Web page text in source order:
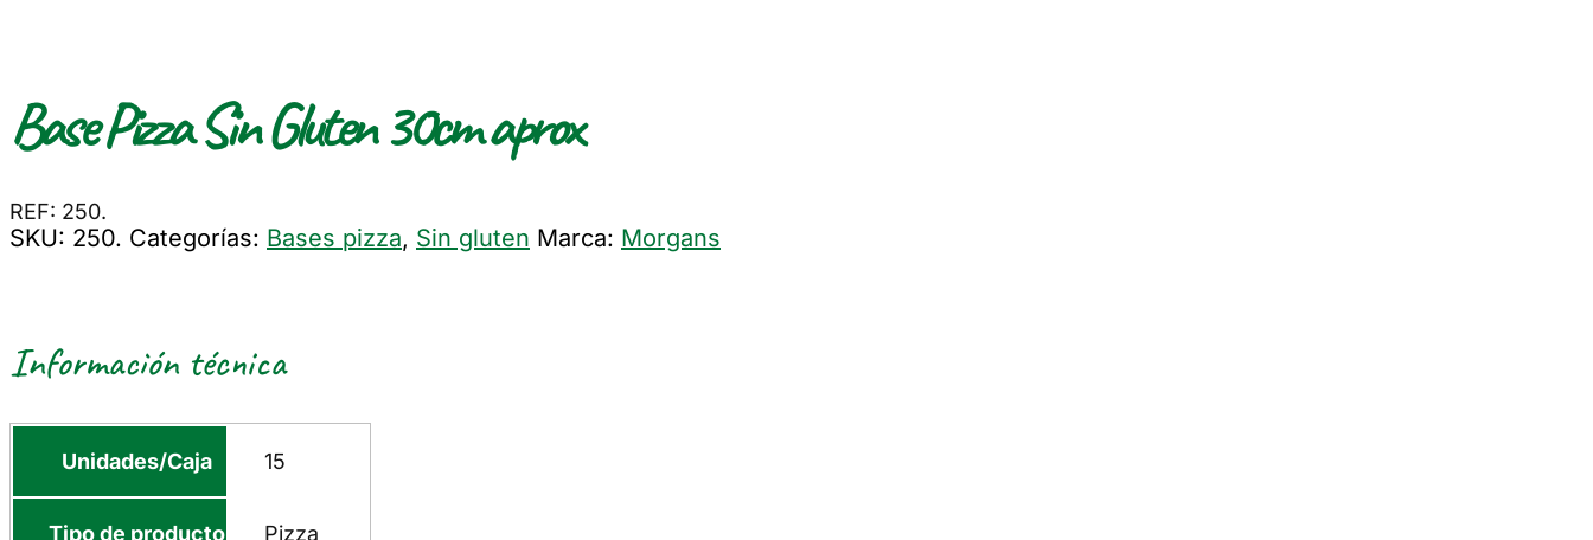
Base Pizza Sin Gluten 30cm aprox
REF: 250.
SKU: 250. Categorías: Bases pizza, Sin gluten Marca: Morgans
Información técnica
Unidades/Caja 15
Tipo de producto Pizza